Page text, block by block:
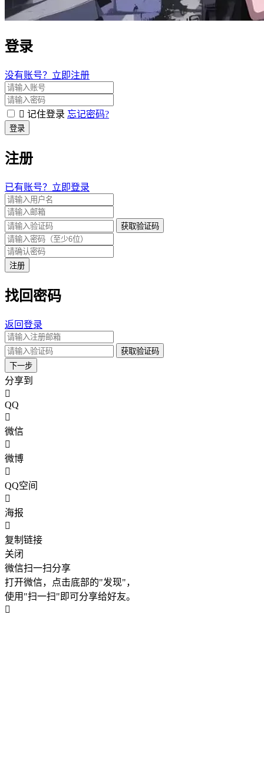
登录
没有账号？立即注册
记住登录 忘记密码?
登录
注册
已有账号？立即登录
获取验证码
注册
找回密码
返回登录
获取验证码
下一步
分享到
QQ
微信
微博
QQ空间
海报
复制链接
关闭
微信扫一扫分享
打开微信，点击底部的"发现"，
使用"扫一扫"即可分享给好友。